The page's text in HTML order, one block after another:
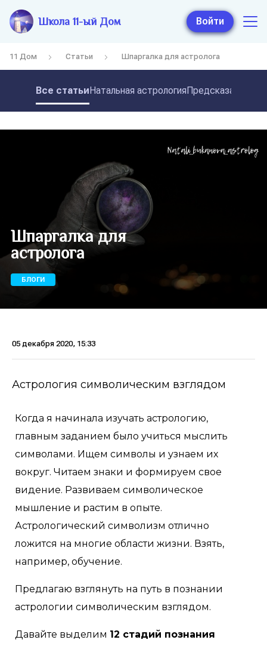
Школа 11-ый Дом Войти
11 Дом Статьи Шпаргалка для астролога
Все статьиНатальная астрология
Шпаргалка для
астролога
БЛОГИ
05 декабря 2020, 15:33
Астрология символическим взглядом
Когда я начинала изучать астрологию,
главным заданием было учиться мыслить
символами. Ищем символы и узнаем их
вокруг. Читаем знаки и формируем свое
видение. Развиваем символическое
мышление и растим в опыте.
Астрологический символизм отлично
ложится на многие области жизни. Взять,
например, обучение.
Предлагаю взглянуть на путь в познании
астрологии символическим взглядом.
Давайте выделим 12 стадий познания